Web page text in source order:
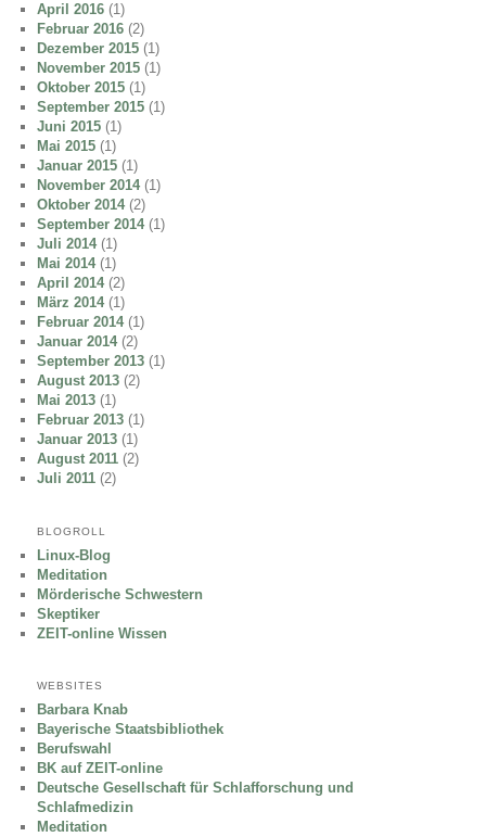
April 2016 (1)
Februar 2016 (2)
Dezember 2015 (1)
November 2015 (1)
Oktober 2015 (1)
September 2015 (1)
Juni 2015 (1)
Mai 2015 (1)
Januar 2015 (1)
November 2014(1)
Oktober 2014(2)
September 2014(1)
Juli 2014(1)
Mai 2014(1)
April 2014(2)
März 2014(1)
Februar 2014(1)
Januar 2014(2)
September 2013 (1)
August 2013 (2)
Mai 2013 (1)
Februar 2013 (1)
Januar 2013 (1)
August 2011 (2)
Juli 2011 (2)
BLOGROLL
Linux-Blog
Meditation
Mörderische Schwestern
Skeptiker
ZEIT-online Wissen
WEBSITES
Barbara Knab
Bayerische Staatsbibliothek
Berufswahl
BK auf ZEIT-online
Deutsche Gesellschaft für Schlafforschung und
Schlafmedizin
Meditation